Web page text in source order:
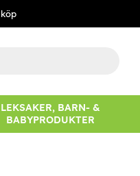
LEKSAKER, BARN- &
BABYPRODUKTER